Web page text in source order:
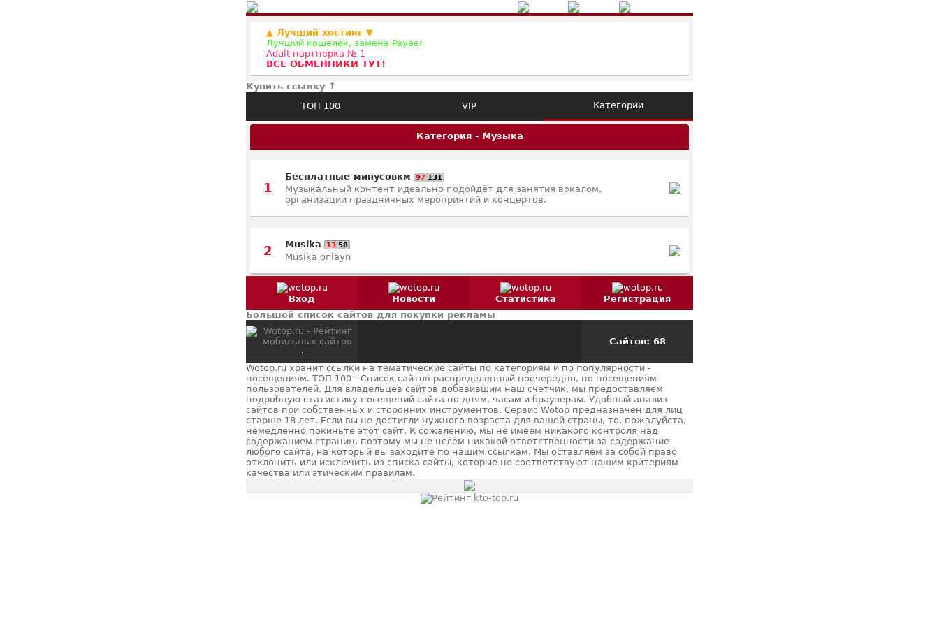
▲ Лучший хостинг ▼
Лучший кошелек, замена Payeer
Adult партнерка № 1
ВСЕ ОБМЕННИКИ ТУТ!
Купить ссылку ↑
ТОП 100
VIP Категории
Категория - Музыка
1
Бесплатные минусовкм 97 131
Музыкальный контент идеально подойдёт для занятия вокалом,
организации праздничных мероприятий и концертов.
2 Musika 13 58
Musika onlayn
Вход Новости Статистика
Регистрация
Большой список сайтов для покупки рекламы
Сайтов: 68
Wotop.ru хранит ссылки на тематические сайты по категориям и по популярности -
посещениям. ТОП 100 - Список сайтов распределенный поочередно, по посещениям
пользователей. Для владельцев сайтов добавившим наш счетчик, мы предоставляем
подробную статистику посещений сайта по дням, часам и браузерам. Удобный анализ
сайтов при собственных и сторонних инструментов. Сервис Wotop предназначен для лиц
старше 18 лет. Если вы не достигли нужного возраста для вашей страны, то, пожалуйста,
немедленно покиньте этот сайт. К сожалению, мы не имеем никакого контроля над
содержанием страниц, поэтому мы не несем никакой ответственности за содержание
любого сайта, на который вы заходите по нашим ссылкам. Мы оставляем за собой право
отклонить или исключить из списка сайты, которые не соответствуют нашим критериям
качества или этическим правилам.